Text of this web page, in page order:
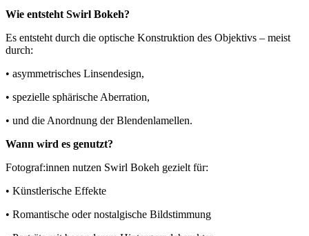
Wie entsteht Swirl Bokeh?
Es entsteht durch die optische Konstruktion des Objektivs – meist
durch:
• asymmetrisches Linsendesign,
• spezielle sphärische Aberration,
• und die Anordnung der Blendenlamellen.
Wann wird es genutzt?
Fotograf:innen nutzen Swirl Bokeh gezielt für:
• Künstlerische Effekte
• Romantische oder nostalgische Bildstimmung